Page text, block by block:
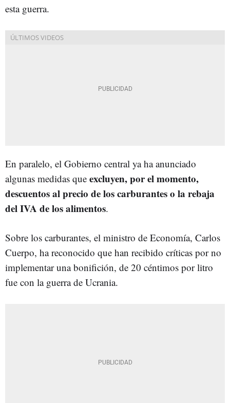
esta guerra.
En paralelo, el Gobierno central ya ha anunciado
algunas medidas que excluyen, por el momento,
descuentos al precio de los carburantes o la rebaja
del IVA de los alimentos.
Sobre los carburantes, el ministro de Economía, Carlos
Cuerpo, ha reconocido que han recibido críticas por no
implementar una bonifición, de 20 céntimos por litro
fue con la guerra de Ucrania.